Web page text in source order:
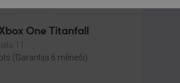
One Titanfall
11
(Garantija 6 mēneši)